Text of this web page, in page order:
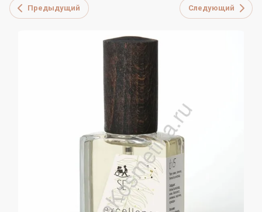
Предыдущий Следующий